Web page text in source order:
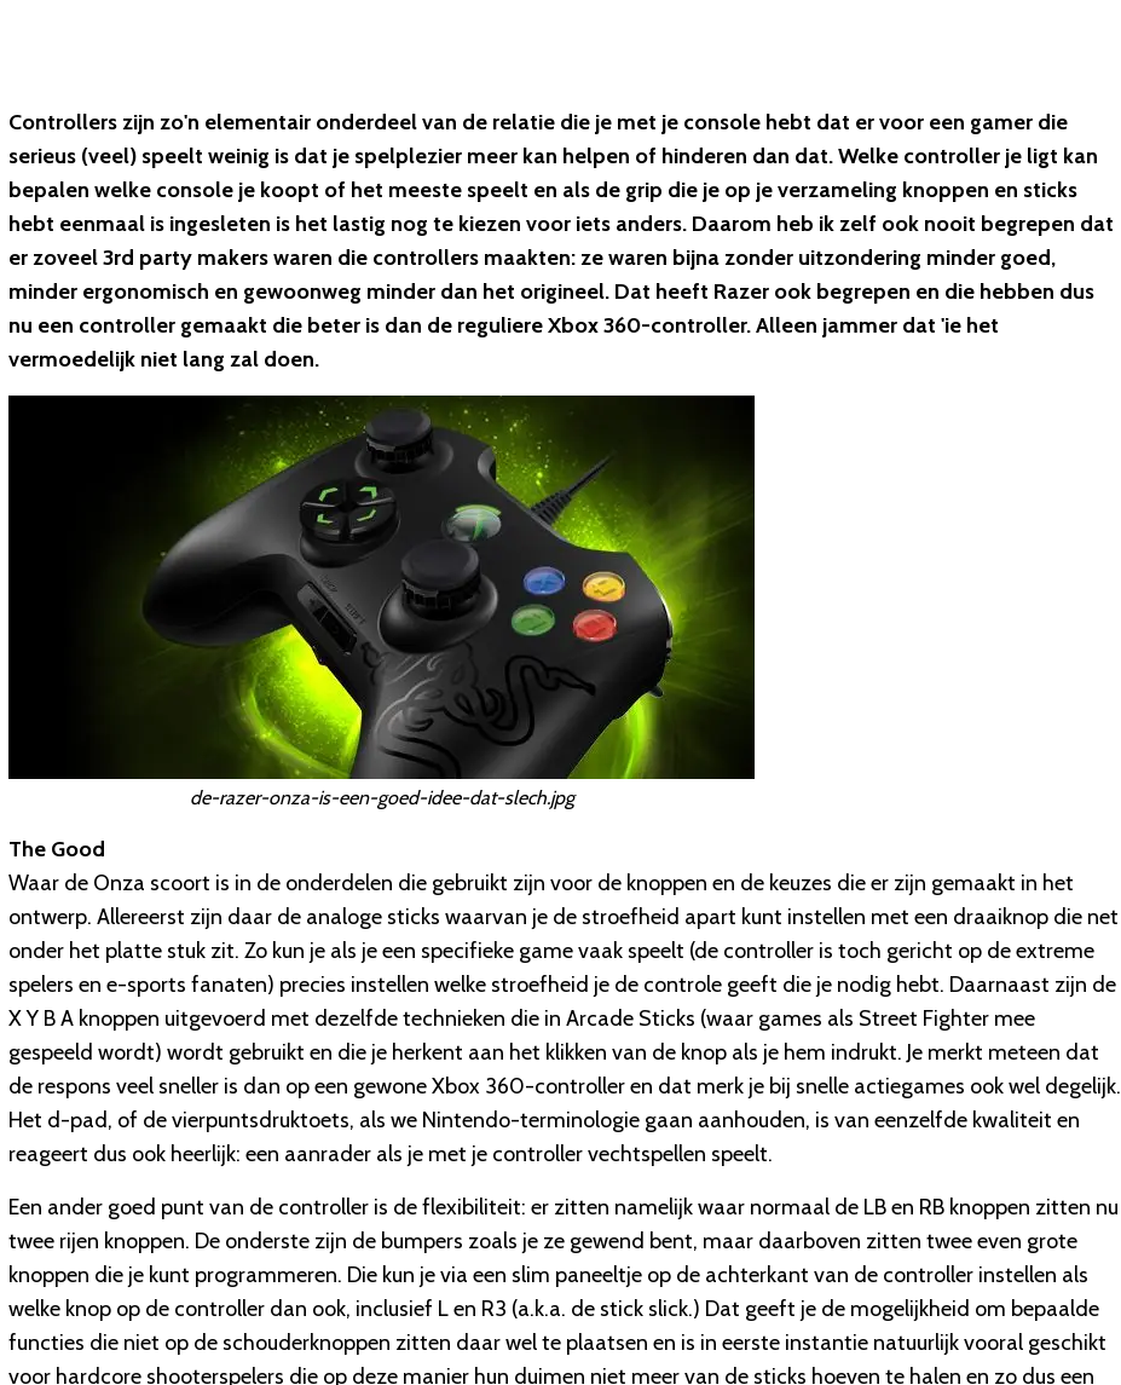
Controllers zijn zo'n elementair onderdeel van de relatie die je met je console hebt dat er voor een gamer die
serieus (veel) speelt weinig is dat je spelplezier meer kan helpen of hinderen dan dat. Welke controller je ligt kan
bepalen welke console je koopt of het meeste speelt en als de grip die je op je verzameling knoppen en sticks
hebt eenmaal is ingesleten is het lastig nog te kiezen voor iets anders. Daarom heb ik zelf ook nooit begrepen dat
er zoveel 3rd party makers waren die controllers maakten: ze waren bijna zonder uitzondering minder goed,
minder ergonomisch en gewoonweg minder dan het origineel. Dat heeft Razer ook begrepen en die hebben dus
nu een controller gemaakt die beter is dan de reguliere Xbox 360-controller. Alleen jammer dat 'ie het
vermoedelijk niet lang zal doen.
de-razer-onza-is-een-goed-idee-dat-slech.jpg
The Good
Waar de Onza scoort is in de onderdelen die gebruikt zijn voor de knoppen en de keuzes die er zijn gemaakt in het
ontwerp. Allereerst zijn daar de analoge sticks waarvan je de stroefheid apart kunt instellen met een draaiknop die net
onder het platte stuk zit. Zo kun je als je een specifieke game vaak speelt (de controller is toch gericht op de extreme
spelers en e-sports fanaten) precies instellen welke stroefheid je de controle geeft die je nodig hebt. Daarnaast zijn de
X Y B A knoppen uitgevoerd met dezelfde technieken die in Arcade Sticks (waar games als Street Fighter mee
gespeeld wordt) wordt gebruikt en die je herkent aan het klikken van de knop als je hem indrukt. Je merkt meteen dat
de respons veel sneller is dan op een gewone Xbox 360-controller en dat merk je bij snelle actiegames ook wel degelijk.
Het d-pad, of de vierpuntsdruktoets, als we Nintendo-terminologie gaan aanhouden, is van eenzelfde kwaliteit en
reageert dus ook heerlijk: een aanrader als je met je controller vechtspellen speelt.
Een ander goed punt van de controller is de flexibiliteit: er zitten namelijk waar normaal de LB en RB knoppen zitten nu
twee rijen knoppen. De onderste zijn de bumpers zoals je ze gewend bent, maar daarboven zitten twee even grote
knoppen die je kunt programmeren. Die kun je via een slim paneeltje op de achterkant van de controller instellen als
welke knop op de controller dan ook, inclusief L en R3 (a.k.a. de stick slick.) Dat geeft je de mogelijkheid om bepaalde
functies die niet op de schouderknoppen zitten daar wel te plaatsen en is in eerste instantie natuurlijk vooral geschikt
voor hardcore shooterspelers die op deze manier hun duimen niet meer van de sticks hoeven te halen en zo dus een